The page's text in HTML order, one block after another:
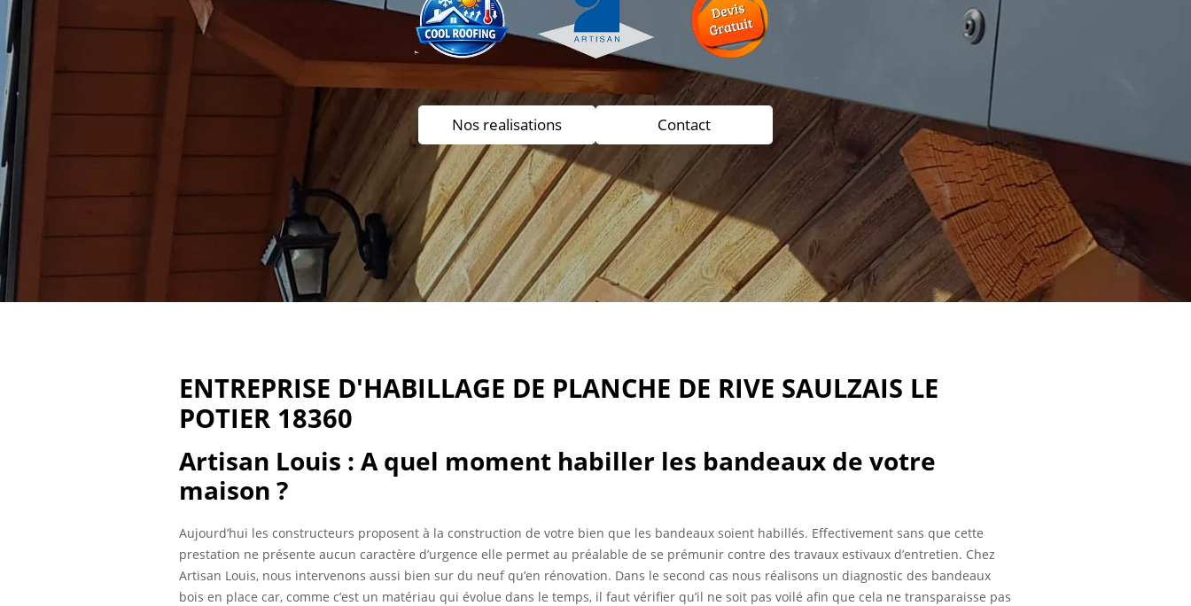
Nos realisations Contact
ENTREPRISE D'HABILLAGE DE PLANCHE DE RIVE SAULZAIS LE
POTIER 18360
Artisan Louis : A quel moment habiller les bandeaux de votre
maison ?
Aujourd’hui les constructeurs proposent à la construction de votre bien que les bandeaux soient habillés. Effectivement sans que cette
prestation ne présente aucun caractère d’urgence elle permet au préalable de se prémunir contre des travaux estivaux d’entretien. Chez
Artisan Louis, nous intervenons aussi bien sur du neuf qu’en rénovation. Dans le second cas nous réalisons un diagnostic des bandeaux
bois en place car, comme c’est un matériau qui évolue dans le temps, il faut vérifier qu’il ne soit pas voilé afin que cela ne transparaisse pas